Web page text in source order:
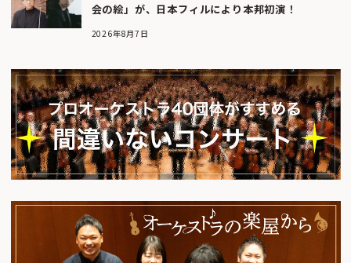
会の絵」が、日本フィルにより本邦初演！
2026年8月7日